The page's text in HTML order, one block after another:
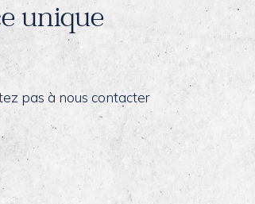
unique
pas à nous contacter